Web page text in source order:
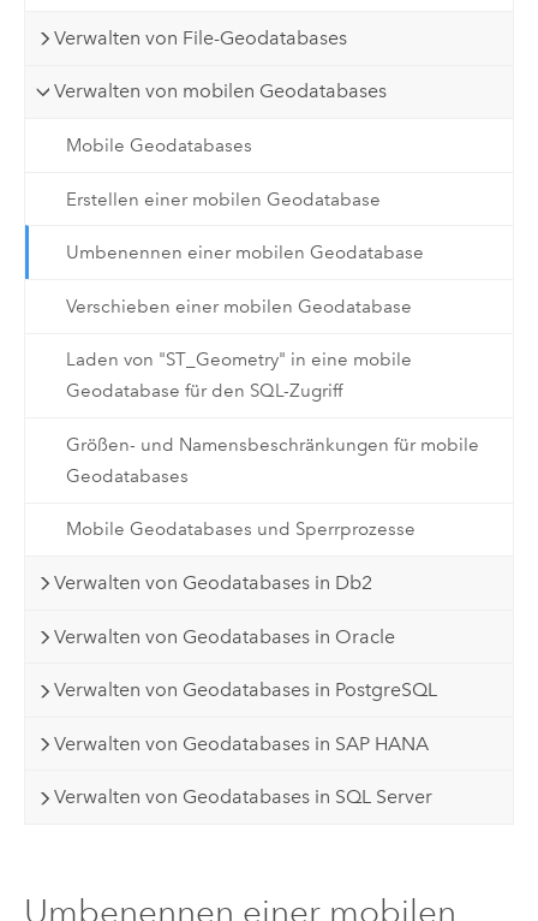
Verwalten von File-Geodatabases
Verwalten von mobilen Geodatabases
Mobile Geodatabases
Erstellen einer mobilen Geodatabase
Umbenennen einer mobilen Geodatabase
Verschieben einer mobilen Geodatabase
Laden von "ST_Geometry" in eine mobile
Geodatabase für den SQL-Zugriff
Größen- und Namensbeschränkungen für mobile
Geodatabases
Mobile Geodatabases und Sperrprozesse
Verwalten von Geodatabases in Db2
Verwalten von Geodatabases in Oracle
Verwalten von Geodatabases in PostgreSQL
Verwalten von Geodatabases in SAP HANA
Verwalten von Geodatabases in SQL Server
Umbenennen einer mobilen